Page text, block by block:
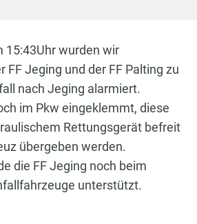
15:43Uhr wurden wir
FF Jeging und der FF Palting zu
nach Jeging alarmiert.
im Pkw eingeklemmt, diese
Rettungsgerät befreit
übergeben werden.
die FF Jeging noch beim
unterstützt.